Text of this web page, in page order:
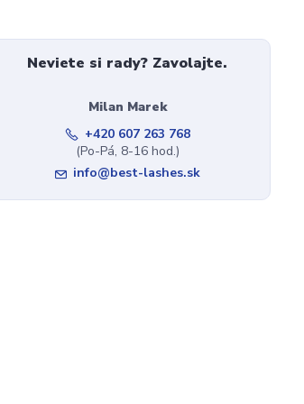
Neviete si rady? Zavolajte.
Milan Marek
+420 607 263 768
(Po-Pá, 8-16 hod.)
info@best-lashes.sk